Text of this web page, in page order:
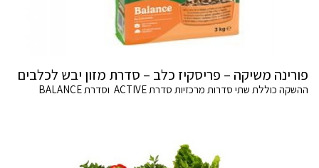
פורינה משיקה – פריסקיז כלב – סדרת מזון יבש לכלבים
ההשקה כוללת שתי סדרות מרכזיות סדרת ACTIVE וסדרת BALANCE